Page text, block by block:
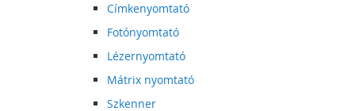
Címkenyomtató
Fotónyomtató
Lézernyomtató
Mátrix nyomtató
Szkenner